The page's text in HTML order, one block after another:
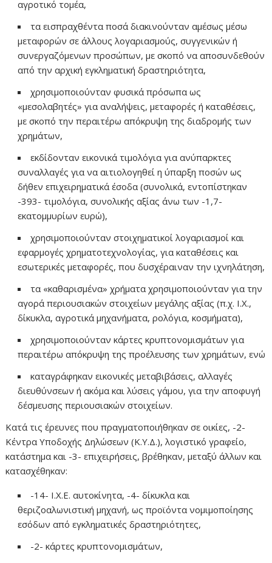
αγροτικό τομέα,
τα εισπραχθέντα ποσά διακινούνταν αμέσως μέσω
μεταφορών σε άλλους λογαριασμούς, συγγενικών ή
συνεργαζόμενων προσώπων, με σκοπό να αποσυνδεθούν
από την αρχική εγκληματική δραστηριότητα,
χρησιμοποιούνταν φυσικά πρόσωπα ως
«μεσολαβητές» για αναλήψεις, μεταφορές ή καταθέσεις,
με σκοπό την περαιτέρω απόκρυψη της διαδρομής των
χρημάτων,
εκδίδονταν εικονικά τιμολόγια για ανύπαρκτες
συναλλαγές για να αιτιολογηθεί η ύπαρξη ποσών ως
δήθεν επιχειρηματικά έσοδα (συνολικά, εντοπίστηκαν
-393- τιμολόγια, συνολικής αξίας άνω των -1,7-
εκατομμυρίων ευρώ),
χρησιμοποιούνταν στοιχηματικοί λογαριασμοί και
εφαρμογές χρηματοτεχνολογίας, για καταθέσεις και
εσωτερικές μεταφορές, που δυσχέραιναν την ιχνηλάτηση,
τα «καθαρισμένα» χρήματα χρησιμοποιούνταν για την
αγορά περιουσιακών στοιχείων μεγάλης αξίας (π.χ. Ι.Χ.,
δίκυκλα, αγροτικά μηχανήματα, ρολόγια, κοσμήματα),
χρησιμοποιούνταν κάρτες κρυπτονομισμάτων για
περαιτέρω απόκρυψη της προέλευσης των χρημάτων, ενώ
καταγράφηκαν εικονικές μεταβιβάσεις, αλλαγές
διευθύνσεων ή ακόμα και λύσεις γάμου, για την αποφυγή
δέσμευσης περιουσιακών στοιχείων.
Κατά τις έρευνες που πραγματοποιήθηκαν σε οικίες, -2-
Κέντρα Υποδοχής Δηλώσεων (Κ.Υ.Δ.), λογιστικό γραφείο,
κατάστημα και -3- επιχειρήσεις, βρέθηκαν, μεταξύ άλλων και
κατασχέθηκαν:
-14- Ι.Χ.Ε. αυτοκίνητα, -4- δίκυκλα και
θεριζοαλωνιστική μηχανή, ως προϊόντα νομιμοποίησης
εσόδων από εγκληματικές δραστηριότητες,
-2- κάρτες κρυπτονομισμάτων,